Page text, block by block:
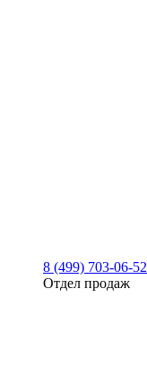
8 (499) 703-06-52
Отдел продаж